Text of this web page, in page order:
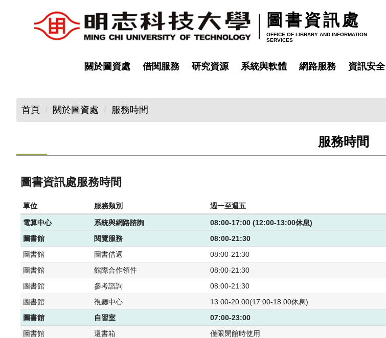
圖書資訊處
OFFICE OF LIBRARY AND INFORMATION
SERVICES
關於圖資處 借閱服務 研究資源 系統與軟體 網路服務 資訊安全
首頁 關於圖資處 服務時間
服務時間
圖書資訊處服務時間
單位 服務類別 週一至週五
電算中心 系統與網路諮詢 08:00-17:00 (12:00-13:00休息)
圖書館
閱覽服務 08:00-21:30
圖書館
圖書借還 08:00-21:30
圖書館
館際合作領件 08:00-21:30
圖書館
參考諮詢 08:00-21:30
圖書館
視聽中心 13:00-20:00(17:00-18:00休息)
圖書館
自習室 07:00-23:00
圖書館
還書箱 僅限閉館時使用